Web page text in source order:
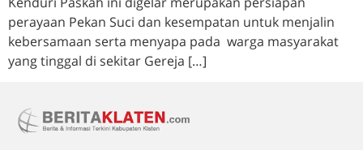
perayaan Pekan Suci dan kesempatan untuk menjalin
kebersamaan serta menyapa pada warga masyarakat
yang tinggal di sekitar Gereja […]